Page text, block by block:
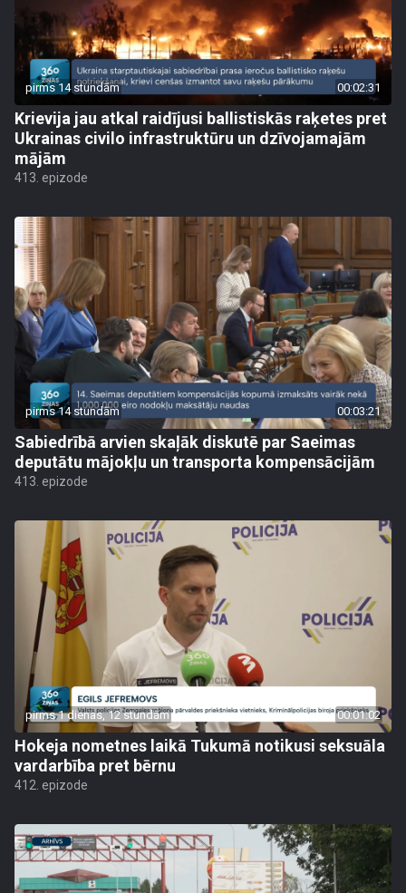
pirms 14 stundām 00:02:31
Krievija jau atkal raidījusi ballistiskās raķetes pret
Ukrainas civilo infrastruktūru un dzīvojamajām
mājām
413. epizode
pirms 14 stundām 00:03:21
Sabiedrībā arvien skaļāk diskutē par Saeimas
deputātu mājokļu un transporta kompensācijām
413. epizode
pirms 1 dienas, 12 stundām 00:01:02
Hokeja nometnes laikā Tukumā notikusi seksuāla
vardarbība pret bērnu
412. epizode